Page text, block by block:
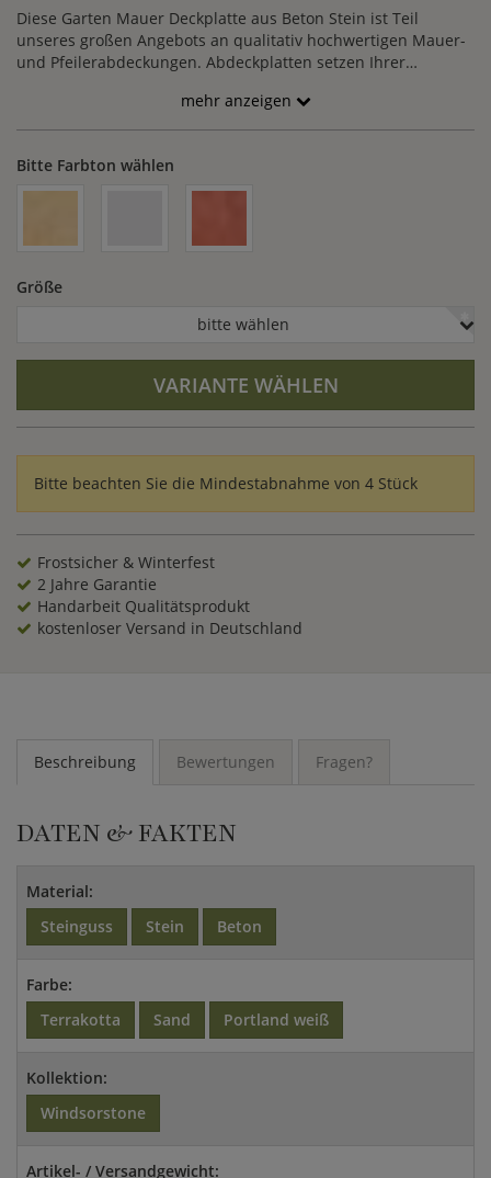
Diese Garten Mauer Deckplatte aus Beton Stein ist Teil
unseres großen Angebots an qualitativ hochwertigen Mauer-
und Pfeilerabdeckungen. Abdeckplatten setzen Ihrer
zusätzlich das Mauerwerk vor dem Eindringen von
Feuchtigkeit. Diese schräge Abdeckplatte gibt es in
Sie uns gerne telefonisch oder per E-Mail kontaktieren.
mehr anzeigen
Bitte Farbton wählen
Größe
bitte wählen
VARIANTE WÄHLEN
Bitte beachten Sie die Mindestabnahme von 4 Stück
Frostsicher & Winterfest
2 Jahre Garantie
Handarbeit Qualitätsprodukt
kostenloser Versand in Deutschland
Beschreibung Bewertungen Fragen?
DATEN & FAKTEN
Material:
Steinguss
Stein Beton
Farbe:
Terrakotta
Sand Portland weiß
Kollektion:
Windsorstone
Artikel- / Versandgewicht: